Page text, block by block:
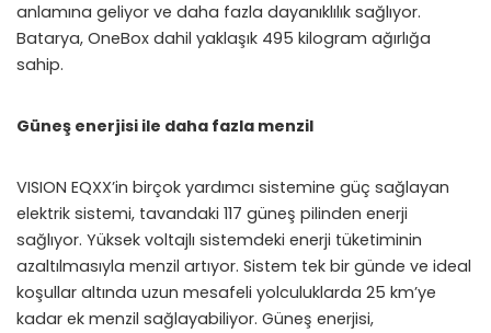
anlamına geliyor ve daha fazla dayanıklılık sağlıyor.
Batarya, OneBox dahil yaklaşık 495 kilogram ağırlığa
sahip.
Güneş enerjisi ile daha fazla menzil
VISION EQXX’in birçok yardımcı sistemine güç sağlayan
elektrik sistemi, tavandaki 117 güneş pilinden enerji
sağlıyor. Yüksek voltajlı sistemdeki enerji tüketiminin
azaltılmasıyla menzil artıyor. Sistem tek bir günde ve ideal
koşullar altında uzun mesafeli yolculuklarda 25 km’ye
kadar ek menzil sağlayabiliyor. Güneş enerjisi,